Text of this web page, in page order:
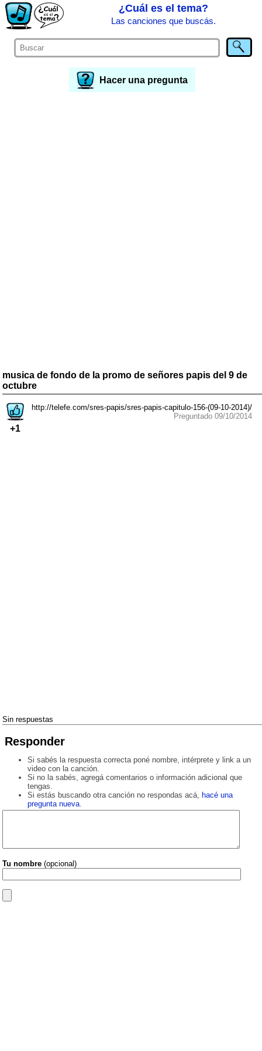
¿Cuál es el tema?
Las canciones que buscás.
Hacer una pregunta
musica de fondo de la promo de señores papis del 9 de
octubre
+1
http://telefe.com/sres-papis/sres-papis-capitulo-156-(09-10-2014)/
Preguntado 09/10/2014
Sin respuestas
Responder
Si sabés la respuesta correcta poné nombre, intérprete y link a un
video con la canción.
Si no la sabés, agregá comentarios o información adicional que
tengas.
Si estás buscando otra canción no respondas acá, hacé una
pregunta nueva.
Tu nombre (opcional)